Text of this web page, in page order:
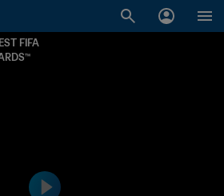
FIFA